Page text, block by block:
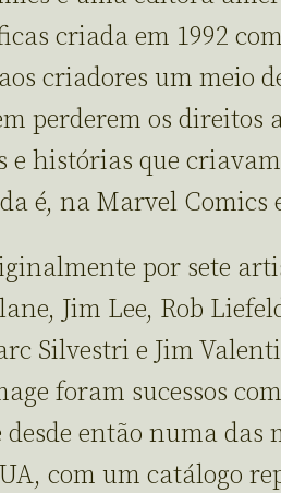
criada em 1992
criadores um meio
perderem os direitos
e histórias que
é, na Marvel Comics
por sete
Jim Lee, Rob
Silvestri e Jim
foram sucessos
então numa das
com um catálogo